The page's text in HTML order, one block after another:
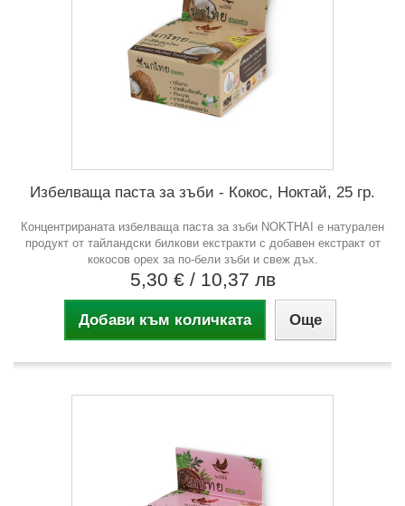
Избелваща паста за зъби - Кокос, Ноктай, 25 гр.
Концентрираната избелваща паста за зъби NOKTHAI е натурален
продукт от тайландски билкови екстракти с добавен екстракт от
кокосов орех за по-бели зъби и свеж дъх.
5,30 € / 10,37 лв
Добави към количката Още